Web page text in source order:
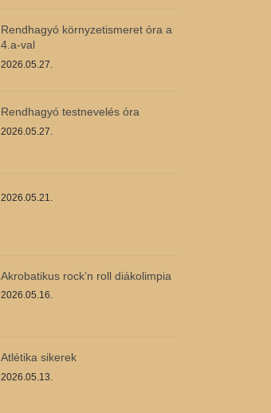
Rendhagyó környzetismeret óra a
4.a-val
2026.05.27.
Rendhagyó testnevelés óra
2026.05.27.
2026.05.21.
Akrobatikus rock’n roll diákolimpia
2026.05.16.
Atlétika sikerek
2026.05.13.